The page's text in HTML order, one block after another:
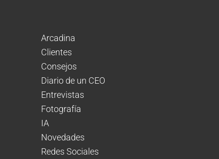
Arcadina
Clientes
Consejos
Diario de un CEO
Entrevistas
Fotografía
IA
Novedades
Redes Sociales